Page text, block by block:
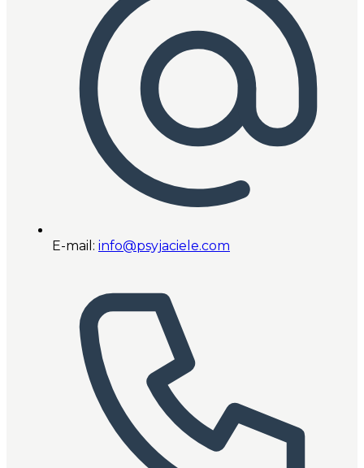
E-mail: info@psyjaciele.com